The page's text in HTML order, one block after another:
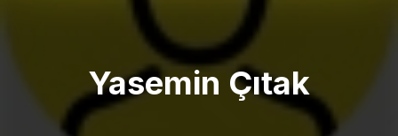
Yasemin Çıtak